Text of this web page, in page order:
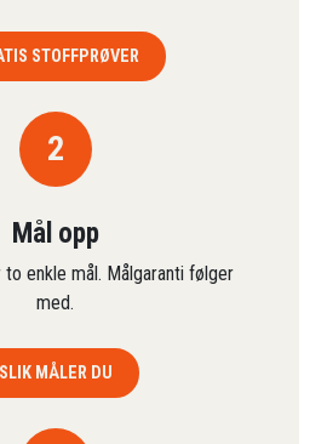
STOFFPRØVER
2
Mål opp
enkle mål. Målgaranti følger
med.
SLIK MÅLER DU